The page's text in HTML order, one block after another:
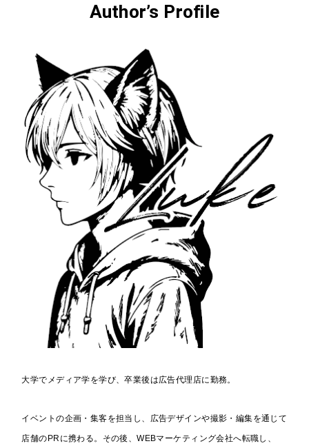
Author’s Profile
大学でメディア学を学び、卒業後は広告代理店に勤務。
イベントの企画・集客を担当し、広告デザインや撮影・編集を通じて
店舗のPRに携わる。その後、WEBマーケティング会社へ転職し、